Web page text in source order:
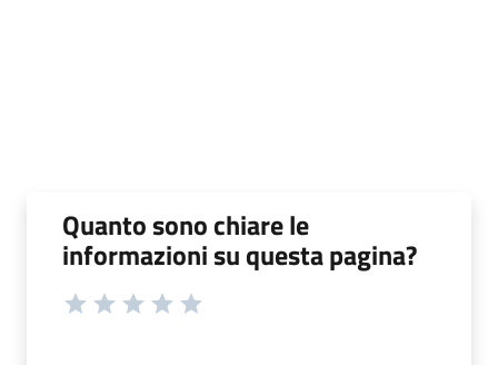
Quanto sono chiare le
informazioni su questa pagina?